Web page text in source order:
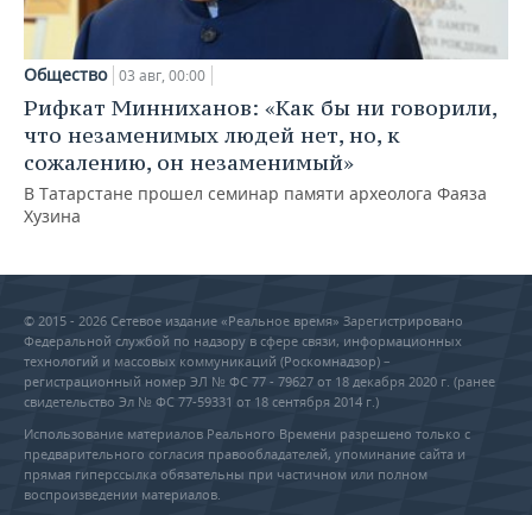
Общество 03 авг, 00:00
Рифкат Минниханов: «Как бы ни говорили,
что незаменимых людей нет, но, к
сожалению, он незаменимый»
В Татарстане прошел семинар памяти археолога Фаяза
Хузина
© 2015 - 2026 Сетевое издание «Реальное время» Зарегистрировано
Федеральной службой по надзору в сфере связи, информационных
технологий и массовых коммуникаций (Роскомнадзор) –
регистрационный номер ЭЛ № ФС 77 - 79627 от 18 декабря 2020 г. (ранее
свидетельство Эл № ФС 77-59331 от 18 сентября 2014 г.)
Использование материалов Реального Времени разрешено только с
предварительного согласия правообладателей, упоминание сайта и
прямая гиперссылка обязательны при частичном или полном
воспроизведении материалов.